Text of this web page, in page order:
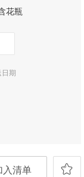
花瓶
期
入清单